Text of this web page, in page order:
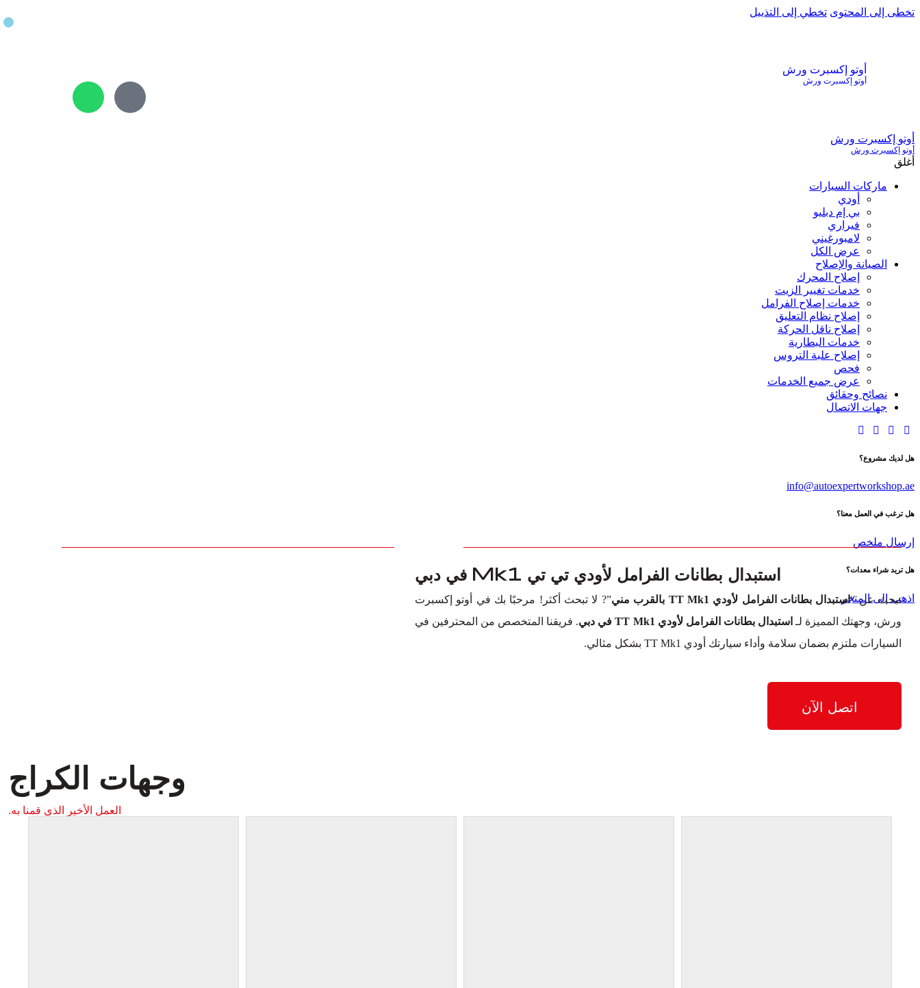
تخطى إلى المحتوى تخطي إلى التذييل
أوتو إكسبرت ورش
أوتو إكسبرت ورش
أوتو إكسبرت ورش
أوتو إكسبرت ورش
أغلق
ماركات السيارات
أودي
بي إم دبليو
فيراري
لامبورغيني
عرض الكل
الصيانة والإصلاح
إصلاح المحرك
خدمات تغيير الزيت
خدمات إصلاح الفرامل
إصلاح نظام التعليق
إصلاح ناقل الحركة
خدمات البطارية
إصلاح علبة التروس
فحص
عرض جميع الخدمات
نصائح وحقائق
جهات الاتصال
هل لديك مشروع؟
info@autoexpertworkshop.ae
هل ترغب في العمل معنا؟
إرسال ملخص
هل تريد شراء معدات؟
اذهب إلى المتجر
استبدال بطانات الفرامل لأودي تي تي Mk1 في دبي
تبحث عن “استبدال بطانات الفرامل لأودي TT Mk1 بالقرب مني
”? لا تبحث أكثر! مرحبًا بك في أوتو إكسبرت
ورش، وجهتك المميزة لـ استبدال بطانات الفرامل لأودي TT Mk1 في دبي
. فريقنا المتخصص من المحترفين في
السيارات ملتزم بضمان سلامة وأداء سيارتك أودي TT Mk1 بشكل مثالي.
اتصل الآن
وجهات الكراج
العمل الأخير الذي قمنا به.